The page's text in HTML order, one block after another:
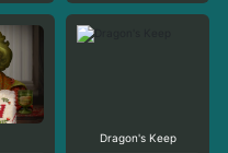
Dragon's Keep